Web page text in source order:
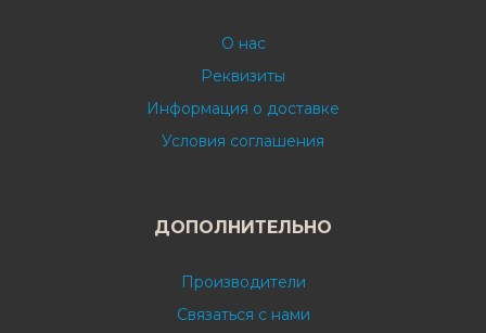
О нас
Реквизиты
Информация о доставке
Условия соглашения
ДОПОЛНИТЕЛЬНО
Производители
Связаться с нами